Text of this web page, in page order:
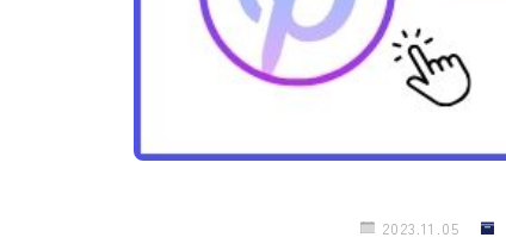
2023.11.05